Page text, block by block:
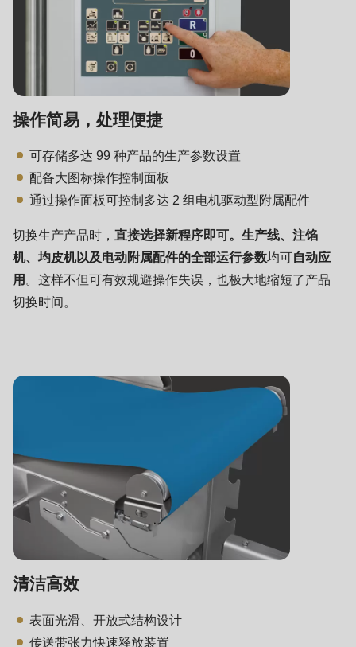
in
Drupal\rondo_contact\ContactService-
>Drupal\rondo_contact\
{closure}
(line
597
of
modules/custom/rondo_contact/src/ContactService.php
function:
to
parameter
#1
($string)
type
is
deprecated
操作简易，处理便捷
可存储多达 99 种产品的生产参数设置
配备大图标操作控制面板
通过操作面板可控制多达 2 组电机驱动型附属配件
切换生产产品时， 直接选择新程序即可。生产线、注馅
机、均皮机以及电动附属配件的全部运行参数均可自动应
用 。这样不但可有效规避操作失误，也极大地缩短了产品
切换时间。
清洁高效
表面光滑、开放式结构设计
传送带张力快速释放装置